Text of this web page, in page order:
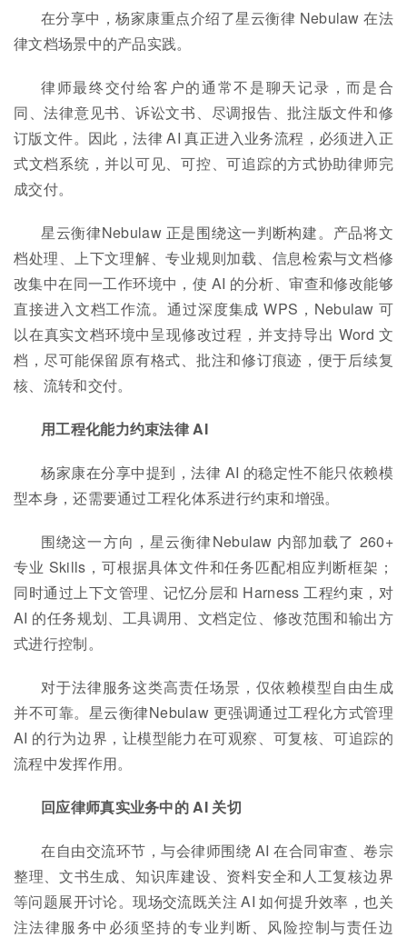
在分享中，杨家康重点介绍了星云衡律 Nebulaw 在法
律文档场景中的产品实践。
律师最终交付给客户的通常不是聊天记录，而是合
同、法律意见书、诉讼文书、尽调报告、批注版文件和修
订版文件。因此，法律 AI 真正进入业务流程，必须进入正
式文档系统，并以可见、可控、可追踪的方式协助律师完
成交付。
星云衡律Nebulaw 正是围绕这一判断构建。产品将文
档处理、上下文理解、专业规则加载、信息检索与文档修
改集中在同一工作环境中，使 AI 的分析、审查和修改能够
直接进入文档工作流。通过深度集成 WPS，Nebulaw 可
以在真实文档环境中呈现修改过程，并支持导出 Word 文
档，尽可能保留原有格式、批注和修订痕迹，便于后续复
核、流转和交付。
用工程化能力约束法律 AI
杨家康在分享中提到，法律 AI 的稳定性不能只依赖模
型本身，还需要通过工程化体系进行约束和增强。
围绕这一方向，星云衡律Nebulaw 内部加载了 260+
专业 Skills，可根据具体文件和任务匹配相应判断框架；
同时通过上下文管理、记忆分层和 Harness 工程约束，对
AI 的任务规划、工具调用、文档定位、修改范围和输出方
式进行控制。
对于法律服务这类高责任场景，仅依赖模型自由生成
并不可靠。星云衡律Nebulaw 更强调通过工程化方式管理
AI 的行为边界，让模型能力在可观察、可复核、可追踪的
流程中发挥作用。
回应律师真实业务中的 AI 关切
在自由交流环节，与会律师围绕 AI 在合同审查、卷宗
整理、文书生成、知识库建设、资料安全和人工复核边界
等问题展开讨论。现场交流既关注 AI 如何提升效率，也关
注法律服务中必须坚持的专业判断、风险控制与责任边